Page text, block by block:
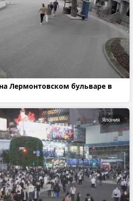
Лермонтовском бульваре в
Япония